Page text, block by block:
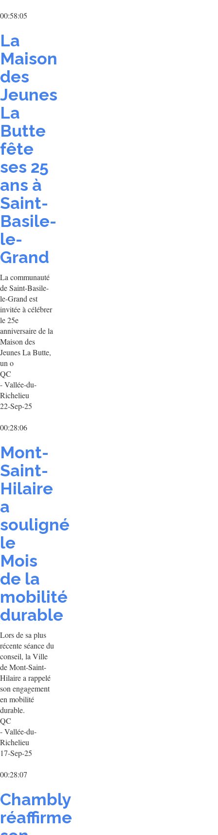
00:58:05
La
Maison
des
Jeunes
La
Butte
fête
ses 25
ans à
Saint-
Basile-
le-
Grand
La communauté
de Saint-Basile-
le-Grand est
invitée à célébrer
le 25e
anniversaire de la
Maison des
Jeunes La Butte,
un o
QC
- Vallée-du-
Richelieu
22-Sep-25
00:28:06
Mont-
Saint-
Hilaire
a
souligné
le
Mois
de la
mobilité
durable
Lors de sa plus
récente séance du
conseil, la Ville
de Mont-Saint-
Hilaire a rappelé
son engagement
en mobilité
durable.
QC
- Vallée-du-
Richelieu
17-Sep-25
00:28:07
Chambly
réaffirme